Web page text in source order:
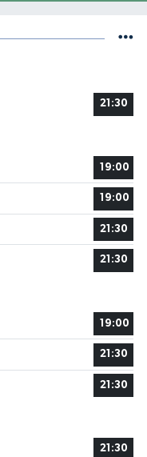
21:30
19:00
19:00
21:30
21:30
19:00
21:30
21:30
21:30